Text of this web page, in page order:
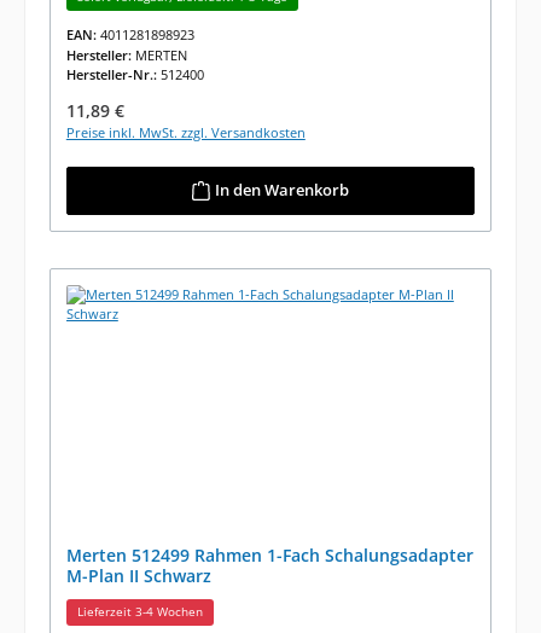
EAN: 4011281898923
Hersteller: MERTEN
Hersteller-Nr.: 512400
Regulärer Preis:
11,89 €
Preise inkl. MwSt. zzgl. Versandkosten
In den Warenkorb
Merten 512499 Rahmen 1-Fach Schalungsadapter
M-Plan II Schwarz
Lieferzeit 3-4 Wochen